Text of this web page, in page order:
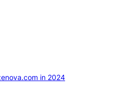
in 2024